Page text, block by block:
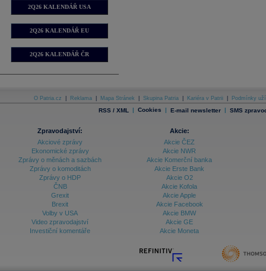
2Q26 KALENDÁŘ USA
2Q26 KALENDÁŘ EU
2Q26 KALENDÁŘ ČR
O Patria.cz Reklama Mapa Stránek Skupina Patria Kariéra v Patrii Podmínky
RSS / XML | Cookies | E-mail newsletter | SMS
Zpravodajství:
Akciové zprávy
Ekonomické zprávy
Zprávy o měnách a sazbách
Zprávy o komoditách
Zprávy o HDP
ČNB
Grexit
Brexit
Volby v USA
Video zpravodajství
Investiční komentáře
Akcie:
Akcie ČEZ
Akcie NWR
Akcie Komerční banka
Akcie Erste Bank
Akcie O2
Akcie Kofola
Akcie Apple
Akcie Facebook
Akcie BMW
Akcie GE
Akcie Moneta